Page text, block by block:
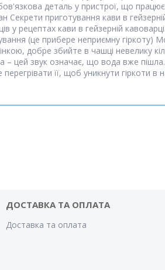
деталь у пристрої, що
приготування кави в
у рецептах кави в гейзерній
(це прибере неприємну
добре збийте в чашці невелику
– цей звук означає, що вода вже
її, щоб уникнути гіркоти в
ДОСТАВКА ТА ОПЛАТА
Доставка та оплата